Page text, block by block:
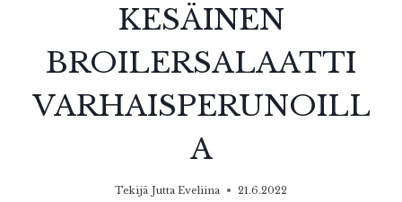
KESÄINEN
BROILERSALAATTI
VARHAISPERUNOILL
A
Tekijä Jutta Eveliina 21.6.2022